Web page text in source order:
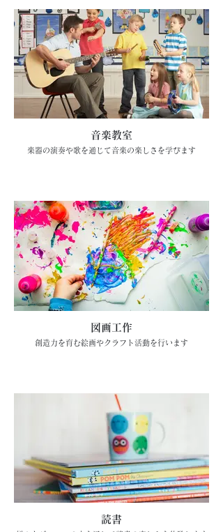
音楽教室
楽器の演奏や歌を通じて音楽の楽しさを学びます
図画工作
創造力を育む絵画やクラフト活動を行います
読書